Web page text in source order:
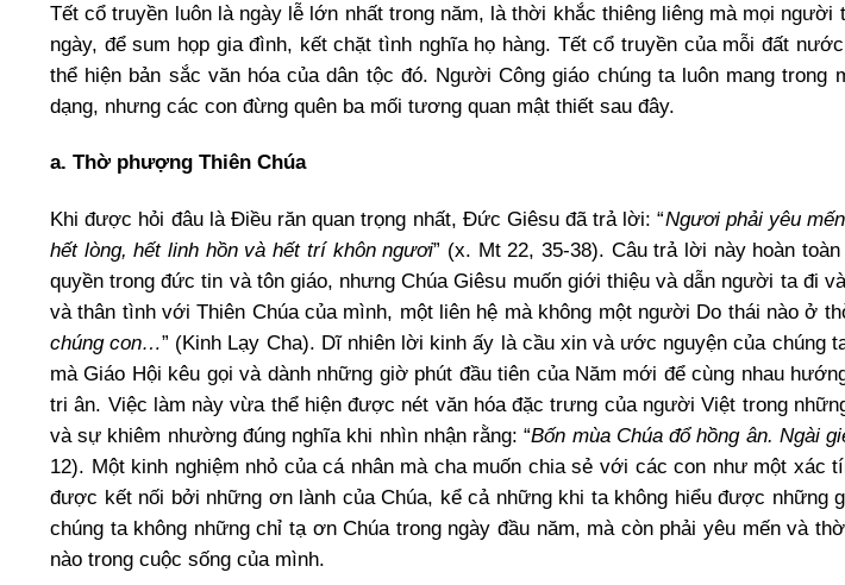
Tết cổ truyền luôn là ngày lễ lớn nhất trong năm, là thời khắc thiêng liêng mà mọi
ngày, để sum họp gia đình, kết chặt tình nghĩa họ hàng. Tết cổ truyền của mỗi đất
thể hiện bản sắc văn hóa của dân tộc đó. Người Công giáo chúng ta luôn mang trong
dạng, nhưng các con đừng quên ba mối tương quan mật thiết sau đây.
a. Thờ phượng Thiên Chúa
Khi được hỏi đâu là Điều răn quan trọng nhất, Đức Giêsu đã trả lời: “Ngươi phải yêu
hết lòng, hết linh hồn và hết trí khôn ngươi” (x. Mt 22, 35-38). Câu trả lời này hoàn
quyền trong đức tin và tôn giáo, nhưng Chúa Giêsu muốn giới thiệu và dẫn người ta đi
và thân tình với Thiên Chúa của mình, một liên hệ mà không một người Do thái nào ở
chúng con…” (Kinh Lạy Cha). Dĩ nhiên lời kinh ấy là cầu xin và ước nguyện của chúng
mà Giáo Hội kêu gọi và dành những giờ phút đầu tiên của Năm mới để cùng nhau
tri ân. Việc làm này vừa thể hiện được nét văn hóa đặc trưng của người Việt trong
và sự khiêm nhường đúng nghĩa khi nhìn nhận rằng: “Bốn mùa Chúa đổ hồng ân. Ngài
12). Một kinh nghiệm nhỏ của cá nhân mà cha muốn chia sẻ với các con như một xác
được kết nối bởi những ơn lành của Chúa, kể cả những khi ta không hiểu được những
chúng ta không những chỉ tạ ơn Chúa trong ngày đầu năm, mà còn phải yêu mến và
nào trong cuộc sống của mình.